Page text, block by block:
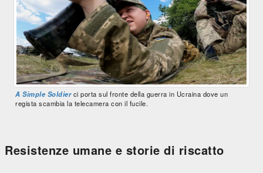
A Simple Soldierci porta sul fronte della guerra in Ucraina dove un
regista scambia la telecamera con il fucile.
Resistenze umane e storie di riscatto